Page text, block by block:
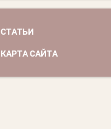
СТАТЬИ
КАРТА САЙТА